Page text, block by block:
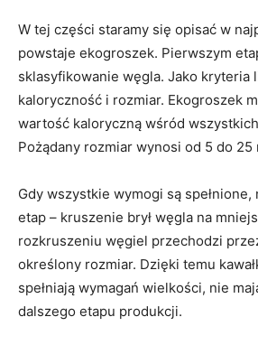
W tej części staramy się opisać w
powstaje ekogroszek. Pierwszym
sklasyfikowanie węgla. Jako kryteria
kaloryczność i rozmiar. Ekogroszek
wartość kaloryczną wśród
Pożądany rozmiar wynosi od 5 do 25
Gdy wszystkie wymogi są
etap – kruszenie brył węgla na
rozkruszeniu węgiel przechodzi
określony rozmiar. Dzięki temu
spełniają wymagań wielkości, nie
dalszego etapu produkcji.